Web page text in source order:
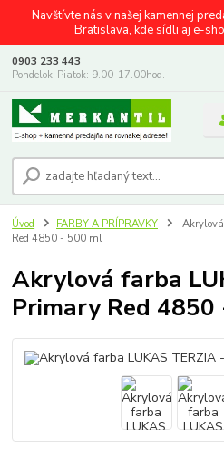
Navštívte nás v našej kamennej
Bratislava, kde sídli aj e-
0903 233 443
Pondelok-Piatok: 9.00-17.00hod.
Úvod FARBY A PRÍPRAVKY
Red 4850 - 500 ml
Akrylová farba
Primary Red